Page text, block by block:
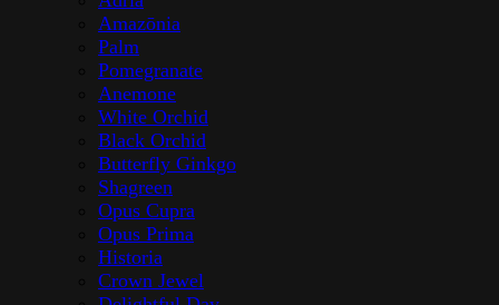
Amazōnia
Palm
Pomegranate
Anemone
White Orchid
Black Orchid
Butterfly Ginkgo
Shagreen
Opus Cupra
Opus Prima
Historia
Crown Jewel